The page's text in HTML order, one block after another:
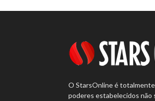
O StarsOnline é
poderes estabelecidos não